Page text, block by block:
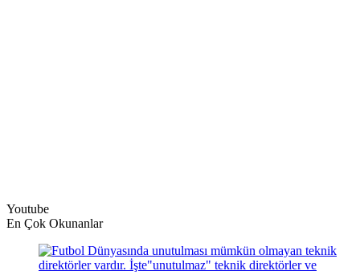
Youtube
En Çok Okunanlar